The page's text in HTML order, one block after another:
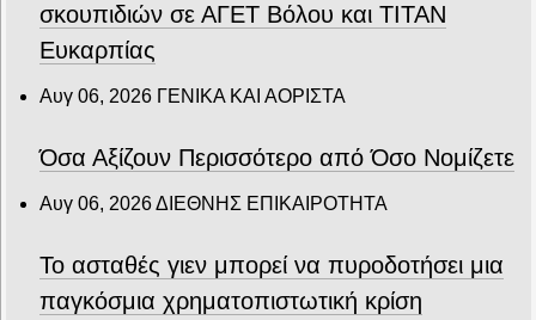
σκουπιδιών σε ΑΓΕΤ Βόλου και ΤΙΤΑΝ
Ευκαρπίας
Αυγ 06, 2026 ΓΕΝΙΚΑ ΚΑΙ ΑΟΡΙΣΤΑ
Όσα Αξίζουν Περισσότερο από Όσο Νομίζετε
Αυγ 06, 2026ΔΙΕΘΝΗΣ ΕΠΙΚΑΙΡΟΤΗΤΑ
Το ασταθές γιεν μπορεί να πυροδοτήσει μια
παγκόσμια χρηματοπιστωτική κρίση